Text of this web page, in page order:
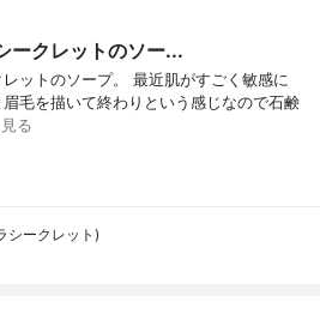
ークレットのソー...
ットのソープ。 最近肌がすごく敏感に
毛を描いて終わりという感じなので石鹸
る
シークレット)